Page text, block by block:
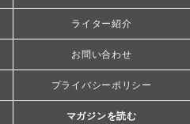
ライター紹介
お問い合わせ
プライバシーポリシー
マガジンを読む